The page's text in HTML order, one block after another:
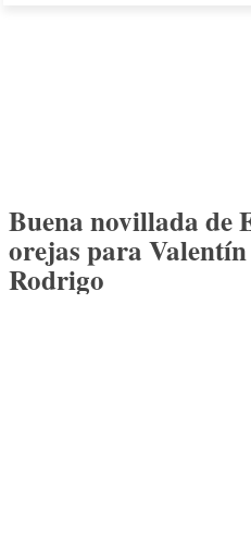
Buena novillada de
orejas para
Rodrigo